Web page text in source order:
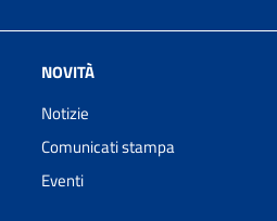
NOVITÀ
Notizie
Comunicati stampa
Eventi